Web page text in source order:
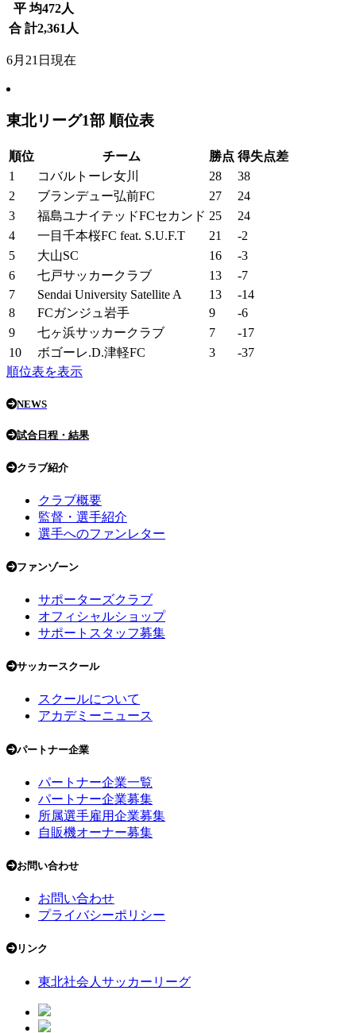
平 均472人
合 計2,361 人
6月21日現在
東北リーグ1部 順位表
順位 チーム 勝点 得失点差
1
コバルトーレ女川 28
38
2
ブランデュー弘前FC 27
24
3
福島ユナイテッドFCセカンド 25
24
4
一目千本桜FC feat. S.U.F.T 21
-2
5
大山SC 16
-3
6
七戸サッカークラブ 13
-7
7
Sendai University Satellite A 13
-14
8
FCガンジュ岩手 9
-6
9
七ヶ浜サッカークラブ 7
-17
10
ボゴーレ.D.津軽FC 3
-37
順位表を表示
NEWS
試合日程・結果
クラブ紹介
クラブ概要
監督・選手紹介
選手へのファンレター
ファンゾーン
サポーターズクラブ
オフィシャルショップ
サポートスタッフ募集
サッカースクール
スクールについて
アカデミーニュース
パートナー企業
パートナー企業一覧
パートナー企業募集
所属選手雇用企業募集
自販機オーナー募集
お問い合わせ
お問い合わせ
プライバシーポリシー
リンク
東北社会人サッカーリーグ